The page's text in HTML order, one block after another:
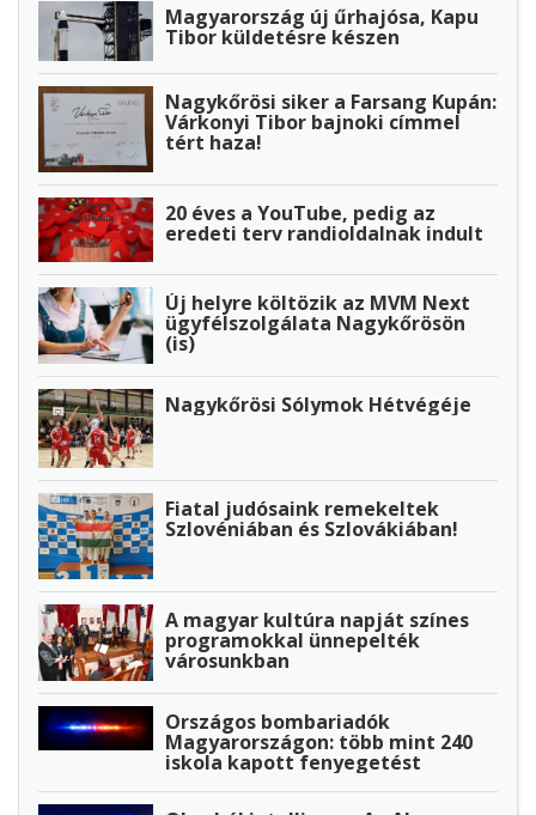
Magyarország új űrhajósa, Kapu
Tibor küldetésre készen
Nagykőrösi siker a Farsang Kupán:
Várkonyi Tibor bajnoki címmel
tért haza!
20 éves a YouTube, pedig az
eredeti terv randioldalnak indult
Új helyre költözik az MVM Next
ügyfélszolgálata Nagykőrösön
(is)
Nagykőrösi Sólymok Hétvégéje
Fiatal judósaink remekeltek
Szlovéniában és Szlovákiában!
A magyar kultúra napját színes
programokkal ünnepelték
városunkban
Országos bombariadók
Magyarországon: több mint 240
iskola kapott fenyegetést